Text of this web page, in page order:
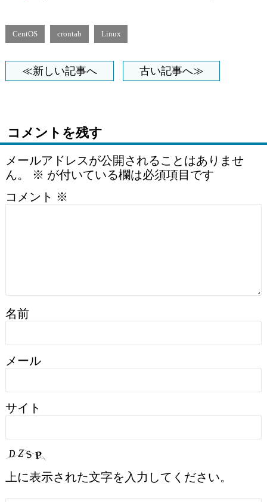
CentOS crontab Linux
≪新しい記事へ 古い記事へ≫
コメントを残す
メールアドレスが公開されることはありませ
ん。
※ が付いている欄は必須項目です
コメント ※
名前
メール
サイト
上に表示された文字を入力してください。